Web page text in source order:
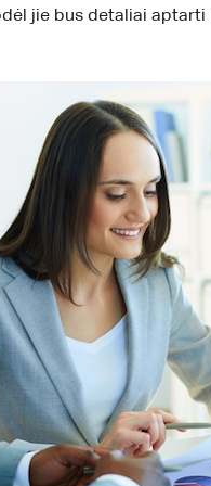
jie bus detaliai aptarti